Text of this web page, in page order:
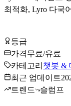
최적화, Lyro 다국
등급
가격무료/유료
카테고리 챗봇 &
최근 업데이트
트렌드
슬럼프